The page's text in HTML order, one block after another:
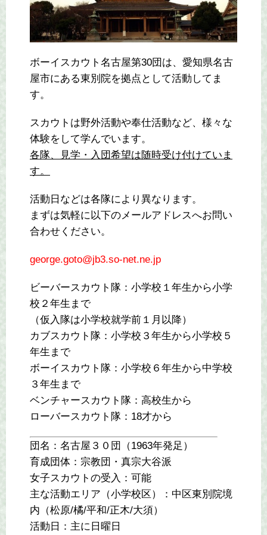
ボーイスカウト名古屋第30団は、愛知県名古
屋市にある東別院を拠点として活動してま
す。
スカウトは野外活動や奉仕活動など、様々な
体験をして学んでいます。
各隊、見学・入団希望は随時受け付けていま
す。
活動日などは各隊により異なります。
まずは気軽に以下のメールアドレスへお問い
合わせください。
george.goto@jb3.so-net.ne.jp
ビーバースカウト隊：小学校１年生から小学
校２年生まで
（仮入隊は小学校就学前１月以降）
カブスカウト隊：小学校３年生から小学校５
年生まで
ボーイスカウト隊：小学校６年生から中学校
３年生まで
ベンチャースカウト隊：高校生から
ローバースカウト隊：18才から
団名：名古屋３０団（1963年発足）
育成団体：宗教団・真宗大谷派
女子スカウトの受入：可能
主な活動エリア（小学校区）：中区東別院境
内（松原/橘/平和/正木/大須）
活動日：主に日曜日